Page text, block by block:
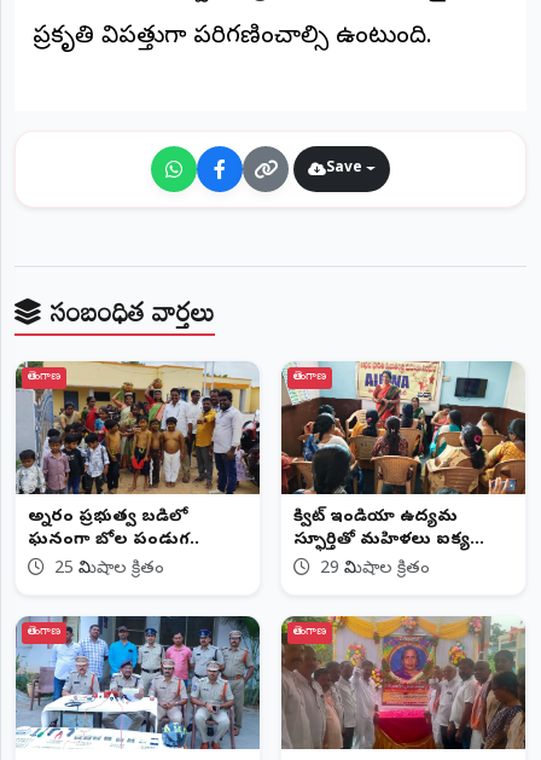
ప్రకృతి విపత్తుగా పరిగణించాల్సి ఉంటుంది.
Save
సంబంధిత వార్తలు
తెలంగాణ
అన్నారం ప్రభుత్వ బడిలో
ఘనంగా బోనాల పండుగ..
25 నిమిషాల క్రితం
తెలంగాణ
క్విట్ ఇండియా ఉద్యమ
స్ఫూర్తితో మహిళలు ఐక్య
పోరాటాలకు సిద్ధం కావాలి:
29 నిమిషాల క్రితం
తెలంగాణ తెలంగాణ